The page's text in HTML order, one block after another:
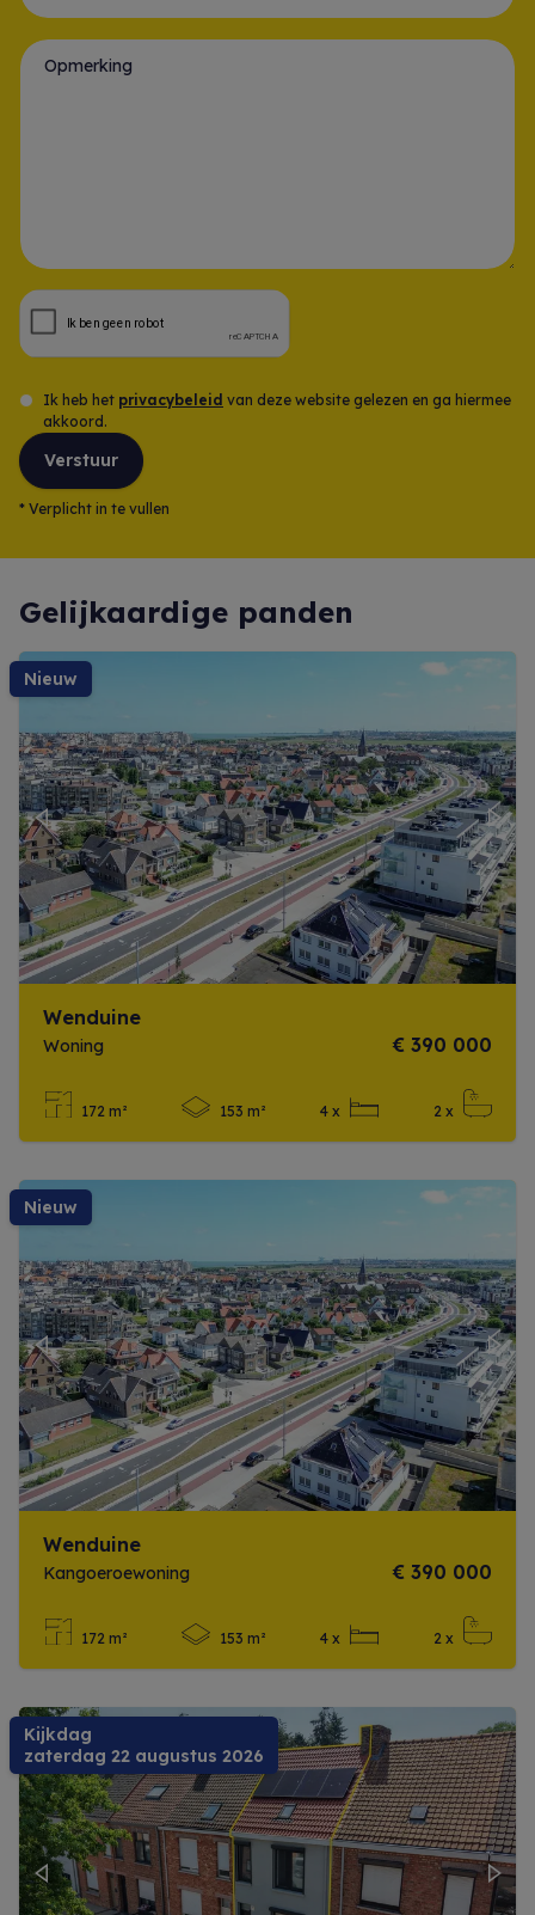
Ik heb het privacybeleid van deze website gelezen en ga hiermee
akkoord.
Verstuur
* Verplicht in te vullen
Gelijkaardige panden
nieuw
Previous Next
Wenduine
Woning € 390 000
172 m² 153 m² 4 x 2 x
nieuw
Previous Next
Wenduine
Kangoeroewoning € 390 000
172 m² 153 m² 4 x 2 x
Kijkdag
zaterdag 22 augustus 2026
Previous Next